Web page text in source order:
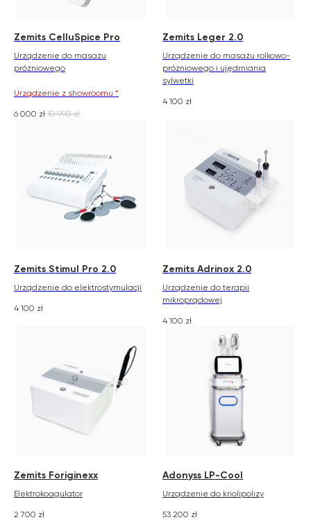
Zemits CelluSpice Pro
Urządzenie do masażu
próżniowego
Urządzenie z showroomu *
6 000 zł 10 990 zł
Zemits Leger 2.0
Urządzenie do masażu rolkowo-
próżniowego i ujędrniania
sylwetki
4 100 zł
Zemits Stimul Pro 2.0
Urządzenie do elektrostymulacji
4 100 zł
Zemits Adrinox 2.0
Urządzenie do terapii
mikroprądowej
4 100 zł
Zemits Foriginexx
Elektrokoagulator
2 700 zł
Adonyss LP-Cool
Urządzenie do kriolipolizy
53 200 zł